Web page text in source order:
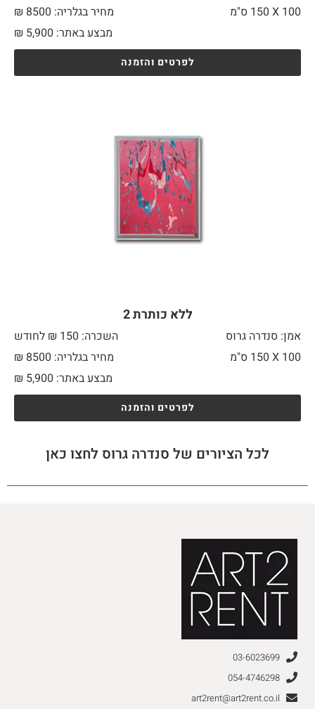
100 X
מחיר בגלריה: 8500 ₪
מבצע באתר:
₪ 5,900
לפרטים והזמנה
ללא כותרת 2
אמן: סנדרה גרוס
השכרה: 150 ₪ לחודש
100 X
מחיר בגלריה: 8500 ₪
מבצע באתר:
₪ 5,900
לפרטים והזמנה
לכל הציורים של סנדרה גרוס לחצו כאן
03-6023699
054-4746298
art2rent@art2rent.co.il